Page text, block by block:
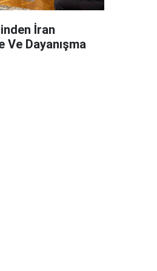
İran
Ve Dayanışma